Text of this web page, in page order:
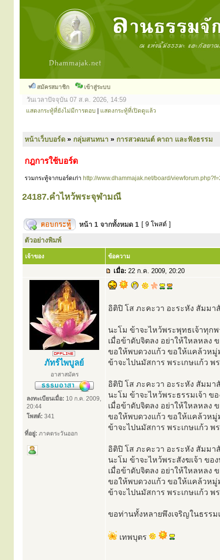
สมัครสมาชิก เข้าสู่ระบบ
วันเวลาปัจจุบัน 07 ส.ค. 2026, 14:59
แสดงกระทู้ที่ยังไม่มีการตอบ แสดงกระทู้ที่เปิดดูแล้ว
หน้าเว็บบอร์ด » กลุ่มสนทนา » การสวดมนต์ คาถา และฟังธรรม
กฎการใช้บอร์ด
รวมกระทู้จากบอร์ดเก่า http://www.dhammajak.net/board/
24187.คำไหว้พระจุฬามณี
หน้า 1 จากทั้งหมด 1 [ 9 โพสต์ ]
ตัวอย่างพิมพ์
เจ้าของ ข้อความ
เมื่อ: 22 ก.ค. 2009, 20:20
ภัทร์ไพบูลย์
อาสาสมัคร
ลงทะเบียนเมื่อ: 10 ก.ค. 2009,
20:44
โพสต์: 341
ที่อยู่: ภาคตระวันออก
อิติปิ โส ภะคะวา อะระหัง สัมมา
นะโม ข้าจะไหว้พระพุทธเจ้าทุก
เมื่อข้าดับจิตลง อย่าให้ใหลหลง
ขอให้พบดวงแก้ว ขอให้แคล้วห
ข้าจะไปนมัสการ พระเกษแก้ว
อิติปิ โส ภะคะวา อะระหัง สัมมา
นะโม ข้าจะไหว้พระธรรมเจ้า ข
เมื่อข้าดับจิตลง อย่าให้ใหลหลง
ขอให้พบดวงแก้ว ขอให้แคล้วห
ข้าจะไปนมัสการ พระเกษแก้ว
อิติปิ โส ภะคะวา อะระหัง สัมมา
นะโม ข้าจะไหว้พระสังฆเจ้า ขอ
เมื่อข้าดับจิตลง อย่าให้ใหลหลง
ขอให้พบดวงแก้ว ขอให้แคล้วห
ข้าจะไปนมัสการ พระเกษแก้ว
ขอท่านทั้งหลายพึงเจริญในธรรม
เทพบุตร